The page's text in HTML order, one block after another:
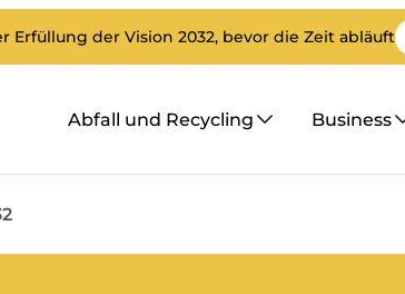
Erfüllung der Vision 2032, bevor die Zeit abläuft
Abfall und Recycling Business